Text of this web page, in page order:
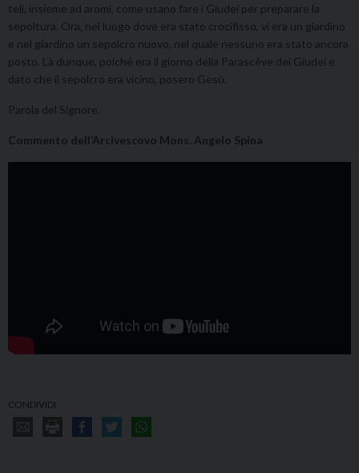
teli, insieme ad aromi, come usano fare i Giudei per preparare la
sepoltura. Ora, nel luogo dove era stato crocifisso, vi era un giardino
e nel giardino un sepolcro nuovo, nel quale nessuno era stato ancora
posto. Là dunque, poiché era il giorno della Parascève dei Giudei e
dato che il sepolcro era vicino, posero Gesù.
Parola del Signore.
Commento dell’Arcivescovo Mons. Angelo Spina
CONDIVIDI